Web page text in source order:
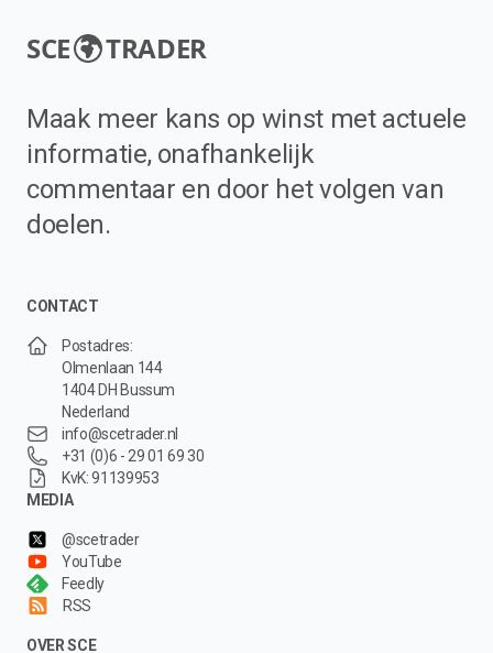
SCE TRADER
Maak meer kans op winst met actuele
informatie, onafhankelijk
commentaar en door het volgen van
doelen.
CONTACT
Postadres:
Olmenlaan 144
1404 DH Bussum
Nederland
info@scetrader.nl
+31 (0)6 - 29 01 69 30
KvK: 91139953
MEDIA
@scetrader
YouTube
Feedly
RSS
OVER SCE